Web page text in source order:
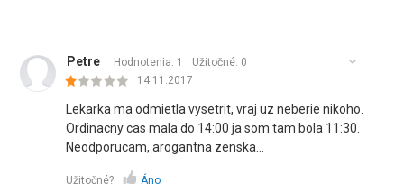
Petre Hodnotenia: 1 Užitočné: 0
14.11.2017
Lekarka ma odmietla vysetrit, vraj uz neberie nikoho.
Ordinacny cas mala do 14:00 ja som tam bola 11:30.
Neodporucam, arogantna zenska...
Užitočné? Áno